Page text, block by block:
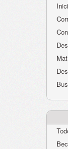
Atención al Ciudadano
Instituciones
Despacho Secretaría
Evaluación
Humano-Cesantías